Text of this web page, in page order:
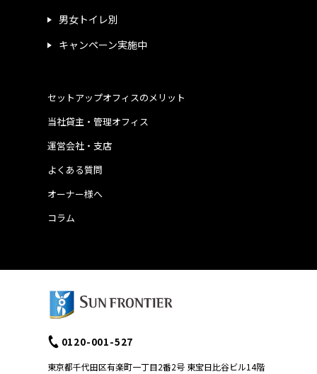
男女トイレ別
キャンペーン実施中
運営会社・支店
よくある質問
当社貸主・管理オフィス
オーナー様へ
コラム
セットアップオフィスのメリット
0120-001-527
東京都千代田区有楽町一丁目2番2号 東宝日比谷ビル14階